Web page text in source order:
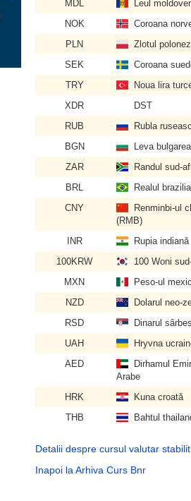
MDL
Leul
NOK
Coroana
PLN
Zlotul polonez
SEK
Coroana
TRY
Noua lira
XDR
DST
RUB
Rubla
BGN
Leva
ZAR
Randul sud-
BRL
Realul
CNY
Renminbi-ul
(RMB)
INR Rupia indiană
100KRW
100 Woni
MXN
Peso-ul
NZD
Dolarul neo-
RSD
Dinarul
UAH
Hryvna
AED
Dirhamul
Arabe
HRK Kuna croată
THB
Bahtul
Detalii despre cursul valutar
Inapoi la Arhiva Curs Bnr